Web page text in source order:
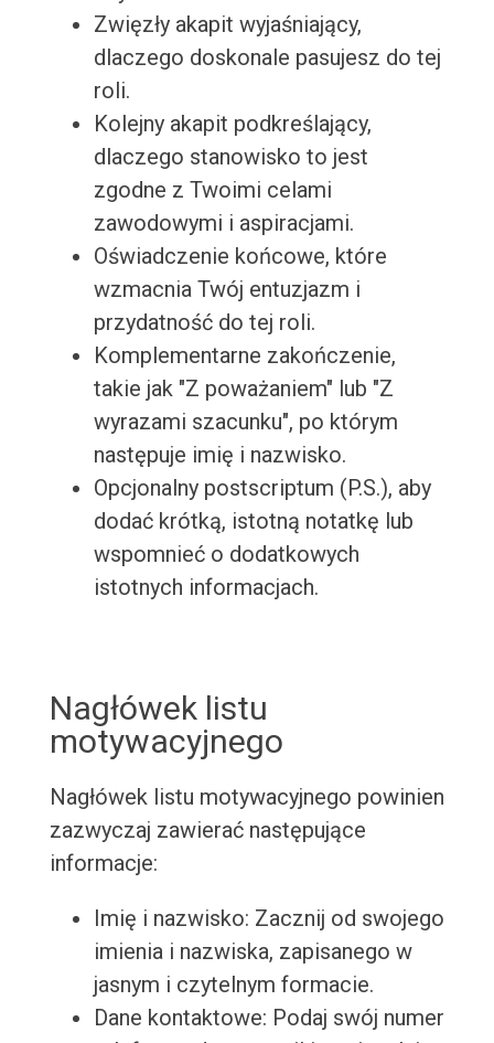
Zwięzły akapit wyjaśniający,
dlaczego doskonale pasujesz do tej
roli.
Kolejny akapit podkreślający,
dlaczego stanowisko to jest
zgodne z Twoimi celami
zawodowymi i aspiracjami.
Oświadczenie końcowe, które
wzmacnia Twój entuzjazm i
przydatność do tej roli.
Komplementarne zakończenie,
takie jak "Z poważaniem" lub "Z
wyrazami szacunku", po którym
następuje imię i nazwisko.
Opcjonalny postscriptum (P.S.), aby
dodać krótką, istotną notatkę lub
wspomnieć o dodatkowych
istotnych informacjach.
Nagłówek listu
motywacyjnego
Nagłówek listu motywacyjnego powinien
zazwyczaj zawierać następujące
informacje:
Imię i nazwisko: Zacznij od swojego
imienia i nazwiska, zapisanego w
jasnym i czytelnym formacie.
Dane kontaktowe: Podaj swój numer